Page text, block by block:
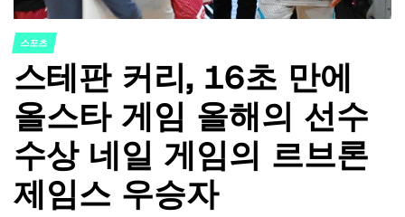
POSTED
스포츠
스테판 커리, 16초 만에
올스타 게임 올해의 선수
수상 네일 게임의 르브론
제임스 우승자